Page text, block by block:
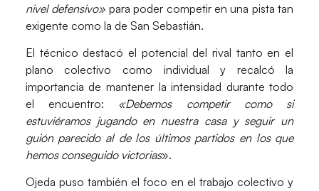
nivel defensivo» para poder competir en una pista tan
exigente como la de San Sebastián.
El técnico destacó el potencial del rival tanto en el
plano colectivo como individual y recalcó la
importancia de mantener la intensidad durante todo
el encuentro: «Debemos competir como si
estuviéramos jugando en nuestra casa y seguir un
guión parecido al de los últimos partidos en los que
hemos conseguido victorias».
Ojeda puso también el foco en el trabajo colectivo y